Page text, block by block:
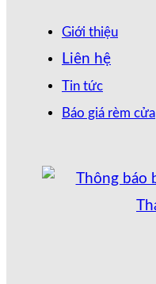
Giới thiệu
Liên hệ
Tin tức
Báo giá rèm cửa